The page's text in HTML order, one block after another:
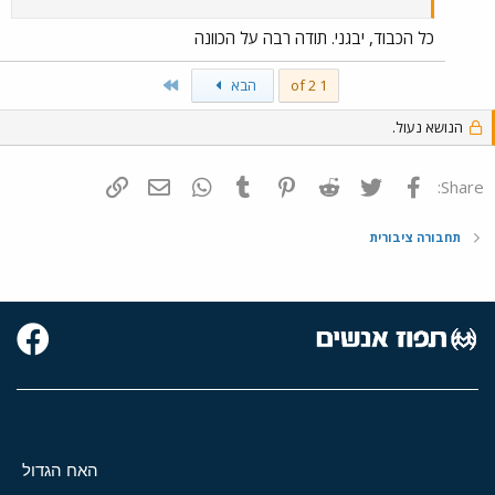
כל הכבוד, יבגני. תודה רבה על הכוונה
1 of 2 הבא
הנושא נעול.
Share: פייסבוק Twitter
Reddit
Pinterest
Tumblr
WhatsAppדואר אלקטרוני
תחבורה ציבורית
האח הגדול